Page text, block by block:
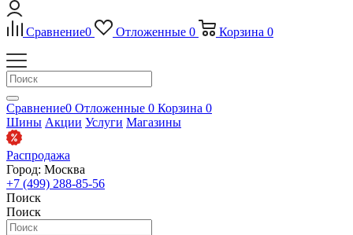
Сравнение0 Отложенные 0 Корзина 0
Сравнение0 Отложенные 0 Корзина 0
Шины Акции Услуги Магазины
Распродажа
Город: Москва
+7 (499) 288-85-56
Поиск
Поиск